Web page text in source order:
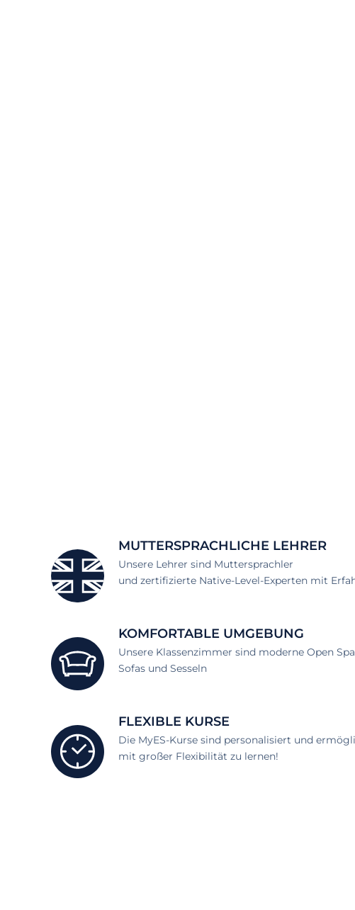
MUTTERSPRACHLICHE LEHRER
Unsere Lehrer sind Muttersprachler
und zertifizierte Native-Level-Experten mit
KOMFORTABLE UMGEBUNG
Unsere Klassenzimmer sind moderne Open
Sofas und Sesseln
FLEXIBLE KURSE
Die MyES-Kurse sind personalisiert und
mit großer Flexibilität zu lernen!